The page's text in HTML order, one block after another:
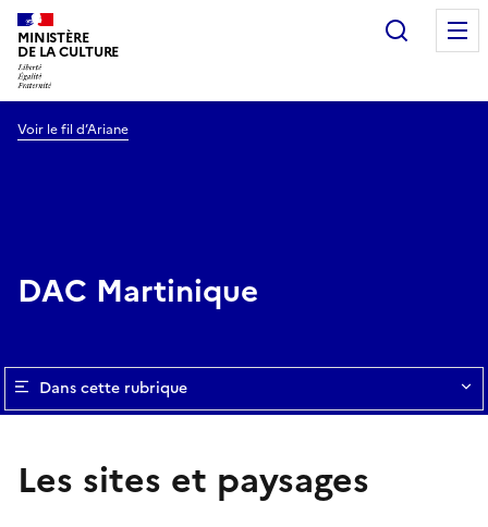
MINISTÈRE
DE LA CULTURE
Voir le fil d’Ariane
DAC Martinique
Dans cette rubrique
Les sites et paysages